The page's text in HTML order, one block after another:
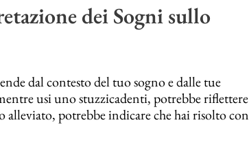
dei Sogni sullo
dal contesto del tuo sogno e dalle tue
usi uno stuzzicadenti, potrebbe riflettere
alleviato, potrebbe indicare che hai risolto con